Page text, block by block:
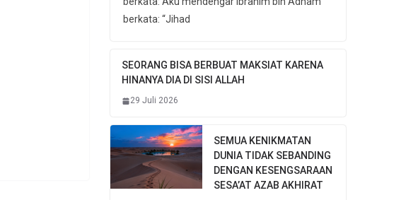
berkata: “Jihad
SEORANG BISA BERBUAT MAKSIAT KARENA
HINANYA DIA DI SISI ALLAH
29 Juli 2026
SEMUA KENIKMATAN
DUNIA TIDAK SEBANDING
DENGAN KESENGSARAAN
SESA’AT AZAB AKHIRAT